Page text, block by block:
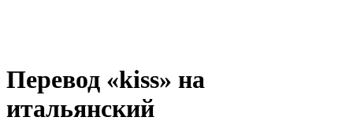
Перевод «kiss» на
итальянский